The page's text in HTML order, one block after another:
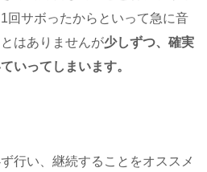
回サボったからといって急に音
はありませんが少しずつ、確実
いってしまいます。
行い、継続することをオススメ